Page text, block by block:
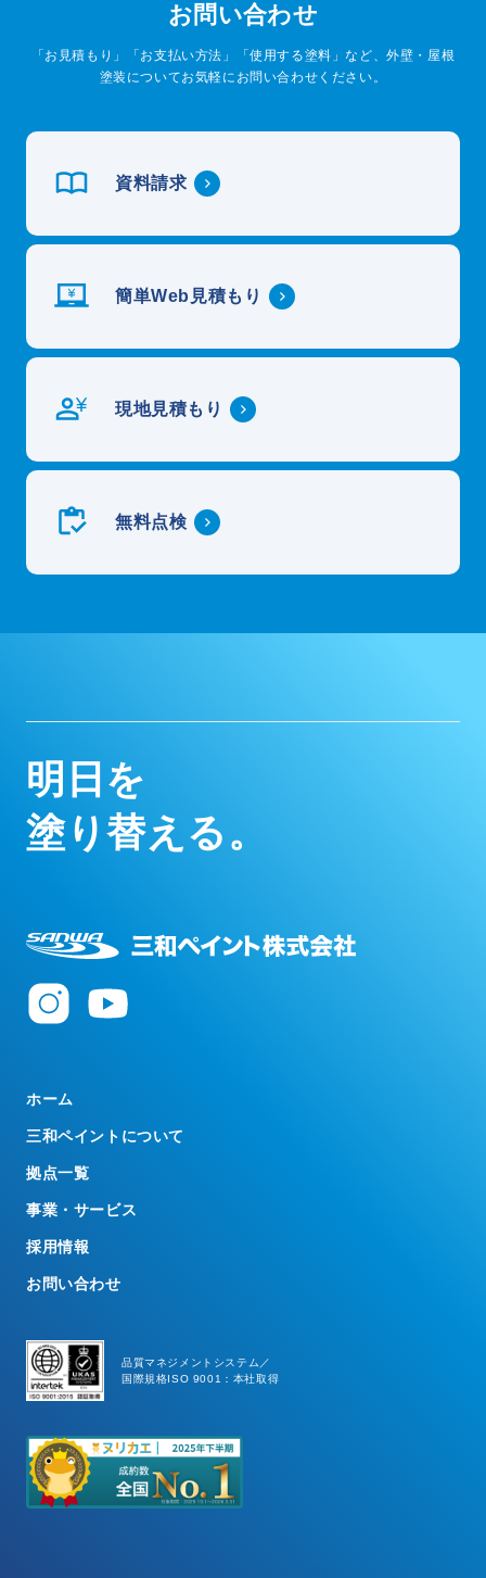
お問い合わせ
「お見積もり」「お支払い方法」「使用する塗料」など、外壁・屋根
塗装についてお気軽にお問い合わせください。
資料請求
簡単Web見積もり
現地見積もり
無料点検
明 日 を
塗り替え る。
ホーム
三和ペイントについて
拠点一覧
事業・サービス
採用情報
お問い合わせ
品質マネジメントシステム／
国際規格ISO 9001：本社取得